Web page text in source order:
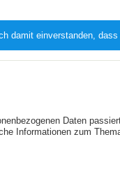
damit einverstanden,
Daten
Informationen zum